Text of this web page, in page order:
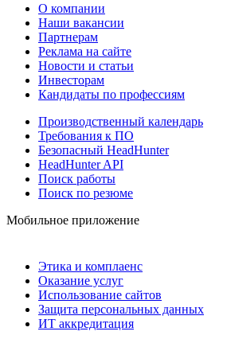
О компании
Наши вакансии
Партнерам
Реклама на сайте
Новости и статьи
Инвесторам
Кандидаты по профессиям
Производственный календарь
Требования к ПО
Безопасный HeadHunter
HeadHunter API
Поиск работы
Поиск по резюме
Мобильное приложение
Этика и комплаенс
Оказание услуг
Использование сайтов
Защита персональных данных
ИТ аккредитация